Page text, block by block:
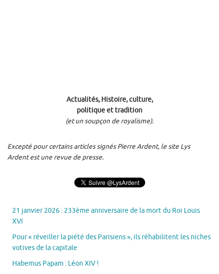
Actualités, Histoire, culture,
politique et tradition
(et un soupçon de royalisme).
Excepté pour certains articles signés Pierre Ardent, le site Lys
Ardent est une revue de presse.
21 janvier 2026 : 233ème anniversaire de la mort du Roi Louis
XVI
Pour « réveiller la piété des Parisiens », ils réhabilitent les niches
votives de la capitale
Habemus Papam : Léon XIV !